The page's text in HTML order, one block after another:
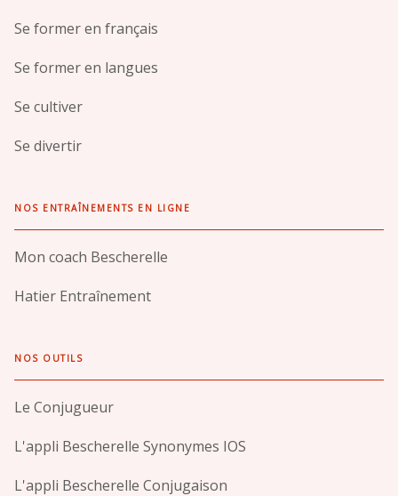
Se former en français
Se former en langues
Se cultiver
Se divertir
NOS ENTRAÎNEMENTS EN LIGNE
Mon coach Bescherelle
Hatier Entraînement
NOS OUTILS
Le Conjugueur
L'appli Bescherelle Synonymes IOS
L'appli Bescherelle Conjugaison